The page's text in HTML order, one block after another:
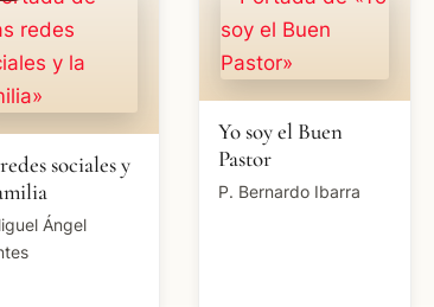
sociales y
Ángel
Yo soy el Buen
Pastor
P. Bernardo Ibarra